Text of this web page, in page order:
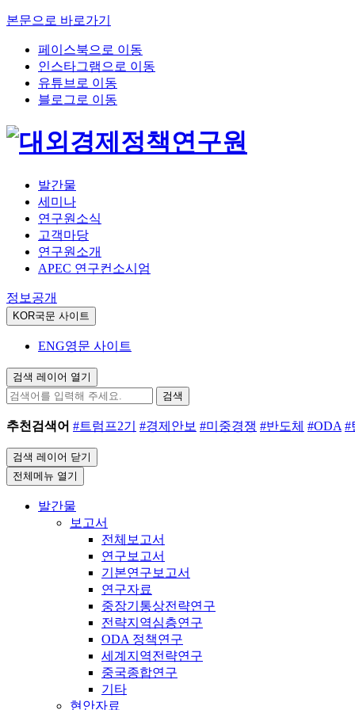
본문으로 바로가기
페이스북으로 이동
인스타그램으로 이동
유튜브로 이동
블로그로 이동
발간물
세미나
연구원소식
고객마당
연구원소개
APEC 연구컨소시엄
정보공개
KOR국문 사이트
ENG영문 사이트
검색 레이어 열기
검색
추천검색어 #트럼프2기 #경제안보 #미중경쟁 #반도체 #ODA #
검색 레이어 닫기
전체메뉴 열기
발간물
보고서
전체보고서
연구보고서
기본연구보고서
연구자료
중장기통상전략연구
전략지역심층연구
ODA 정책연구
세계지역전략연구
중국종합연구
기타
현안자료